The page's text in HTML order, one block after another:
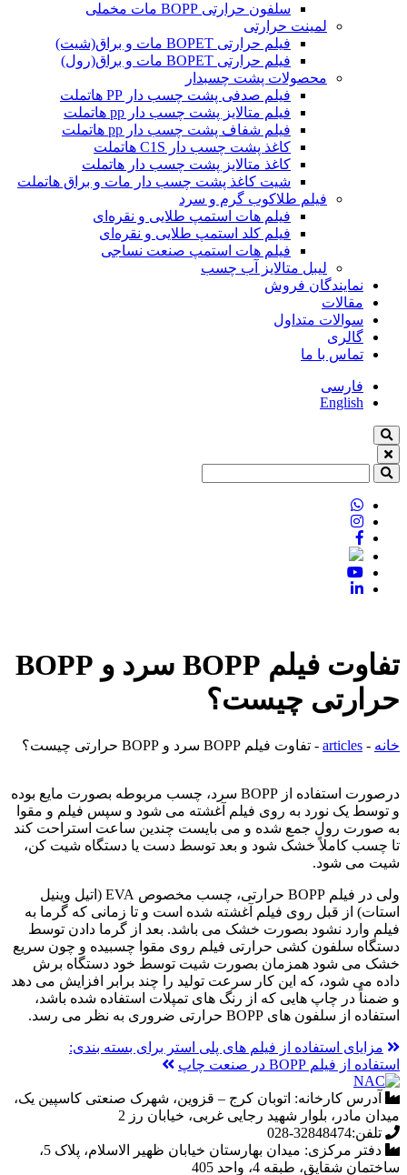
سلفون حرارتی BOPP مات مخملی
لمینت حرارتی
فیلم حرارتی BOPET مات و براق(شیت)
فیلم حرارتی BOPET مات و براق(رول)
محصولات پشت چسبدار
فیلم صدفی پشت چسب دار PP هاتملت
فیلم متالایز پشت چسب دار pp هاتملت
فیلم شفاف پشت چسب دار pp هاتملت
کاغذ پشت چسب دار C1S هاتملت
کاغذ متالایز پشت چسب دار هاتملت
شیت کاغذ پشت چسب دار مات و براق هاتملت
فیلم طلاکوب گرم و سرد
فیلم هات استمپ طلایی و نقره‌ای
فیلم کلد استمپ طلایی و نقره‌ای
فیلم هات استمپ صنعت نساجی
لیبل متالایز آب چسب
نمایندگان فروش
مقالات
سوالات متداول
گالری
تماس با ما
فارسی
English
تفاوت فیلم BOPP سرد و BOPP
حرارتی چیست؟
خانه -
articles
- تفاوت فیلم BOPP سرد و BOPP حرارتی چیست؟
درصورت استفاده از BOPP سرد، چسب مربوطه بصورت مایع بوده
و توسط یک نورد به روی فیلم آغشته می شود و سپس فیلم و مقوا
به صورت رول جمع شده و می بایست چندین ساعت استراحت کند
تا چسب کاملاً خشک شود و بعد توسط دست یا دستگاه شیت کن،
شیت می شود.
ولی در فیلم BOPP حرارتی، چسب مخصوص EVA (اتیل وینیل
استات) از قبل روی فیلم آغشته شده است و تا زمانی که گرما به
فیلم وارد نشود بصورت خشک می باشد. بعد از گرما دادن توسط
دستگاه سلفون کشی حرارتی فیلم روی مقوا چسبیده و چون سریع
خشک می شود همزمان بصورت شیت توسط خود دستگاه برش
داده می شود، که این کار سرعت تولید را چند برابر افزایش می دهد
و ضمناً در چاپ هایی که از رنگ های تمپلات استفاده شده باشد،
استفاده از سلفون های BOPP حرارتی ضروری به نظر می رسد.
مزایای استفاده از فیلم های پلی استر برای بسته بندی:
استفاده از فیلم BOPP در صنعت چاپ
آدرس کارخانه: اتوبان کرج – قزوین، شهرک صنعتی کاسپین یک،
میدان مادر، بلوار شهید رجایی غربی، خیابان رز 2
تلفن:32848474-028
دفتر مرکزی:
میدان بهارستان خیابان ظهیر الاسلام، پلاک 5،
ساختمان شقایق، طبقه 4، واحد 405